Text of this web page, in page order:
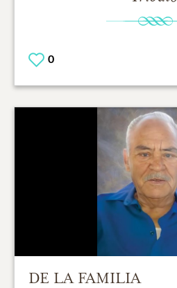
0
DE LA FAMILIA